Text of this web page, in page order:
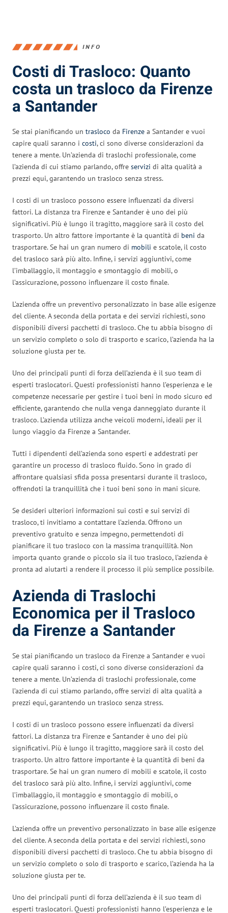
INFO
Costi di Trasloco: Quanto
costa un trasloco da Firenze
a Santander
Se stai pianificando un trasloco da Firenze a Santander e vuoi
capire quali saranno i costi, ci sono diverse considerazioni da
tenere a mente. Un’azienda di traslochi professionale, come
l’azienda di cui stiamo parlando, offre servizi di alta qualità a
prezzi equi, garantendo un trasloco senza stress.
I costi di un trasloco possono essere influenzati da diversi
fattori. La distanza tra Firenze e Santander è uno dei più
significativi. Più è lungo il tragitto, maggiore sarà il costo del
trasporto. Un altro fattore importante è la quantità di beni da
trasportare. Se hai un gran numero di mobili e scatole, il costo
del trasloco sarà più alto. Infine, i servizi aggiuntivi, come
l’imballaggio, il montaggio e smontaggio di mobili, o
l’assicurazione, possono influenzare il costo finale.
L’azienda offre un preventivo personalizzato in base alle esigenze
del cliente. A seconda della portata e dei servizi richiesti, sono
disponibili diversi pacchetti di trasloco. Che tu abbia bisogno di
un servizio completo o solo di trasporto e scarico, l’azienda ha la
soluzione giusta per te.
Uno dei principali punti di forza dell’azienda è il suo team di
esperti traslocatori. Questi professionisti hanno l’esperienza e le
competenze necessarie per gestire i tuoi beni in modo sicuro ed
efficiente, garantendo che nulla venga danneggiato durante il
trasloco. L’azienda utilizza anche veicoli moderni, ideali per il
lungo viaggio da Firenze a Santander.
Tutti i dipendenti dell’azienda sono esperti e addestrati per
garantire un processo di trasloco fluido. Sono in grado di
affrontare qualsiasi sfida possa presentarsi durante il trasloco,
offrendoti la tranquillità che i tuoi beni sono in mani sicure.
Se desideri ulteriori informazioni sui costi e sui servizi di
trasloco, ti invitiamo a contattare l’azienda. Offrono un
preventivo gratuito e senza impegno, permettendoti di
pianificare il tuo trasloco con la massima tranquillità. Non
importa quanto grande o piccolo sia il tuo trasloco, l’azienda è
pronta ad aiutarti a rendere il processo il più semplice possibile.
Azienda di Traslochi
Economica per il Trasloco
da Firenze a Santander
Se stai pianificando un trasloco da Firenze a Santander e vuoi
capire quali saranno i costi, ci sono diverse considerazioni da
tenere a mente. Un’azienda di traslochi professionale, come
l’azienda di cui stiamo parlando, offre servizi di alta qualità a
prezzi equi, garantendo un trasloco senza stress.
I costi di un trasloco possono essere influenzati da diversi
fattori. La distanza tra Firenze e Santander è uno dei più
significativi. Più è lungo il tragitto, maggiore sarà il costo del
trasporto. Un altro fattore importante è la quantità di beni da
trasportare. Se hai un gran numero di mobili e scatole, il costo
del trasloco sarà più alto. Infine, i servizi aggiuntivi, come
l’imballaggio, il montaggio e smontaggio di mobili, o
l’assicurazione, possono influenzare il costo finale.
L’azienda offre un preventivo personalizzato in base alle esigenze
del cliente. A seconda della portata e dei servizi richiesti, sono
disponibili diversi pacchetti di trasloco. Che tu abbia bisogno di
un servizio completo o solo di trasporto e scarico, l’azienda ha la
soluzione giusta per te.
Uno dei principali punti di forza dell’azienda è il suo team di
esperti traslocatori. Questi professionisti hanno l’esperienza e le